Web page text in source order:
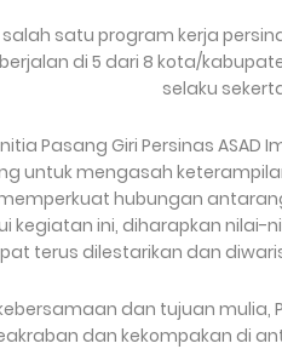
satu program kerja
di 5 dari 8 kota/
selaku
Pasang Giri Persinas ASAD
untuk mengasah
hubungan
kegiatan ini, diharapkan nilai-
terus dilestarikan dan
dan tujuan mulia,
dan kekompakan di